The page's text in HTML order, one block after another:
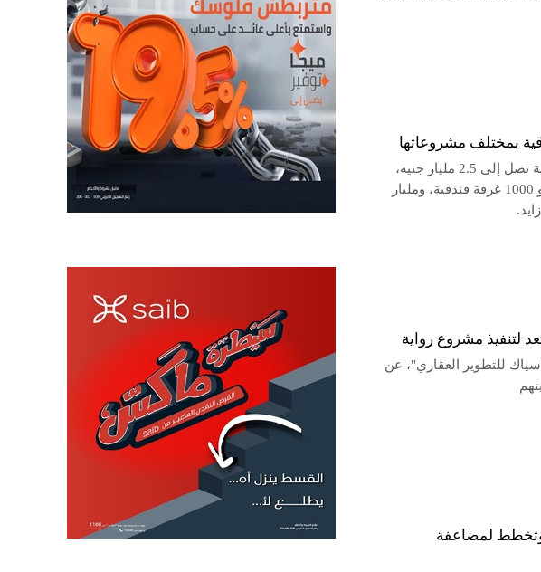
تخطط شركة TLD للتطوير العقاري لضخ استثمارات إجمالية تصل إلى 2.5 مليار جنيه،
تتوزع بين 1.5 مليار جنيه مخصصة لإعادة تطوير وتحديث نحو 1000 غرفة فندقية، ومليار
للتطوير العقاري"، عن
جنيه مبيعات وتخطط لمضاعفة